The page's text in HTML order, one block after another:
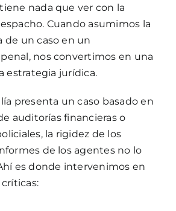
nada que ver con la
Cuando asumimos la
de un caso en un
nos convertimos en una
estrategia jurídica.
presenta un caso basado en
auditorías financieras o
la rigidez de los
de los agentes no lo
es donde intervenimos en